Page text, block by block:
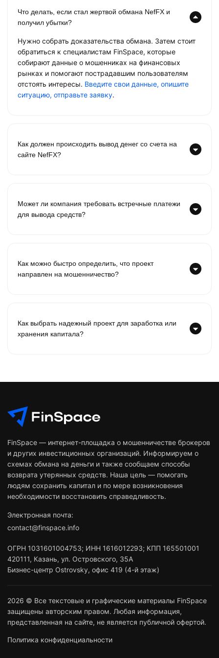
Что делать, если стал жертвой обмана NefFX и
получил убытки?
Нужно собрать доказательства обмана. Затем стоит
обратиться к специалистам FinSpace, которые
собирают данные о мошенниках на финансовых
рынках и помогают пострадавшим пользователям
отстоять интересы. Введите свои данные, опишите
ситуацию, отправьте заявку.
Как должен происходить вывод денег со счета на
сайте NefFX?
Может ли компания требовать встречные платежи
для вывода средств?
Как можно быстро определить, что проект
направлен на мошенничество?
Как выбрать надежный проект для заработка или
хранения капитала?
FinSpace — интернет-площадка о мошенничестве брокеров
и других инвестиционных организаций. Информируем о
схемах обмана на деньги и также сообщаем способы
возврата утерянных средств. Наша цель — помогать
людям сохранить капитал и по мере возникновения
необходимости восстановить справедливость.
Электронная почта:
contact@finspace.info
ОГРН 1031601004753; ИНН 1616012293; КПП 165501001
420111, Казань, ул. Островского, 35А
Бизнес-центр Ostrovsky, офис 419 (4-й этаж)
2026 © Все текстовые и графические материалы FinSpace
защищены авторским правом. Любая информация,
представленная на сайте, не является публичной офертой.
Политика конфиденциальности